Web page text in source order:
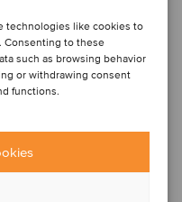
technologies like cookies to
Consenting to these
such as browsing behavior
or withdrawing consent
functions.